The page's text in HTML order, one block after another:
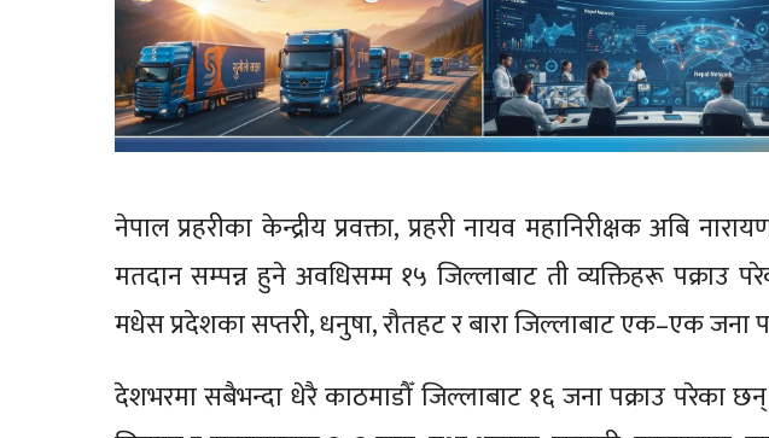
नेपाल प्रहरीका केन्द्रीय प्रवक्ता, प्रहरी नायव महानिरीक्षक अबि
मतदान सम्पन्न हुने अवधिसम्म १५ जिल्लाबाट ती व्यक्तिहरू पक्राउ
मधेस प्रदेशका सप्तरी, धनुषा, रौतहट र बारा जिल्लाबाट एक–एक जना
देशभरमा सबैभन्दा धेरै काठमाडौँ जिल्लाबाट १६ जना पक्राउ परेका